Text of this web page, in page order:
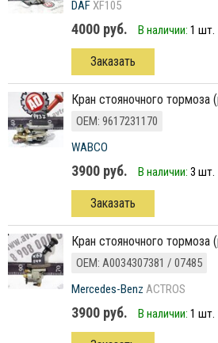
DAFXF105
4000 руб. В наличии: 1 шт.
Заказать
кран стояночного тормоза
ОЕМ: 9617231170
WABCO
3900 руб. В наличии: 3 шт.
Заказать
кран стояночного тормоза
ОЕМ: A0034307381 / 07485
Mercedes-Benz ACTROS
3900 руб. В наличии: 1 шт.